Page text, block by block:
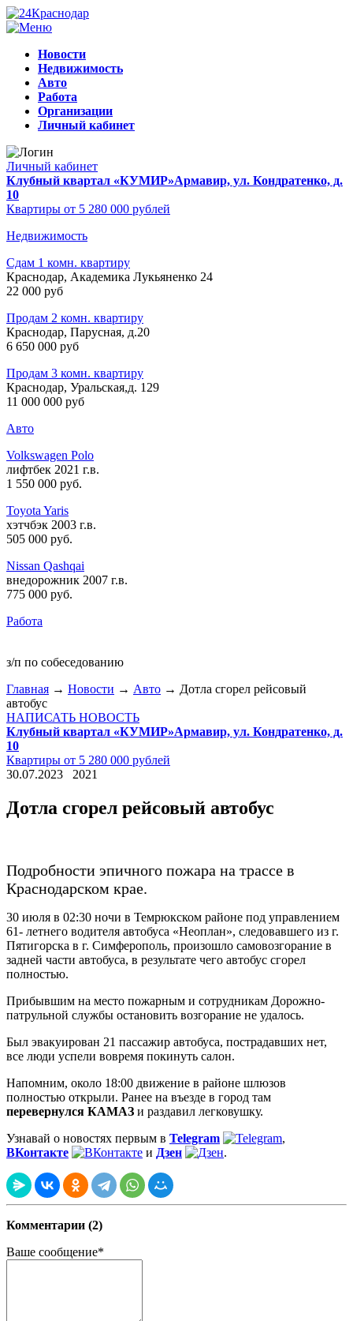
Новости
Недвижимость
Авто
Работа
Организации
Личный кабинет
Личный кабинет
Клубный квартал «КУМИР»Армавир, ул. Кондратенко, д.
10
Квартиры от 5 280 000 рублей
Недвижимость
Сдам 1 комн. квартиру
Краснодар, Академика Лукьяненко 24
22 000 руб
Продам 2 комн. квартиру
Краснодар, Парусная, д.20
6 650 000 руб
Продам 3 комн. квартиру
Краснодар, Уральская,д. 129
11 000 000 руб
Авто
Volkswagen Polo
лифтбек 2021 г.в.
1 550 000 руб.
Toyota Yaris
хэтчбэк 2003 г.в.
505 000 руб.
Nissan Qashqai
внедорожник 2007 г.в.
775 000 руб.
Работа
з/п по собеседованию
Главная → Новости → Авто → Дотла сгорел рейсовый
автобус
НАПИСАТЬ НОВОСТЬ
Клубный квартал «КУМИР»Армавир, ул. Кондратенко, д.
10
Квартиры от 5 280 000 рублей
30.07.2023
2021
Дотла сгорел рейсовый автобус
Подробности эпичного пожара на трассе в
Краснодарском крае.
30 июля в 02:30 ночи в Темрюкском районе под управлением
61- летнего водителя автобуса «Неоплан», следовавшего из г.
Пятигорска в г. Симферополь, произошло самовозгорание в
задней части автобуса, в результате чего автобус сгорел
полностью.
Прибывшим на место пожарным и сотрудникам Дорожно-
патрульной службы остановить возгорание не удалось.
Был эвакуирован 21 пассажир автобуса, пострадавших нет,
все люди успели вовремя покинуть салон.
Напомним, около 18:00 движение в районе шлюзов
полностью открыли. Ранее на въезде в город там
перевернулся КАМАЗ и раздавил легковушку.
Узнавай о новостях первым в Telegram
,
ВКонтакте
и Дзен .
Комментарии (2)
Ваше сообщение*